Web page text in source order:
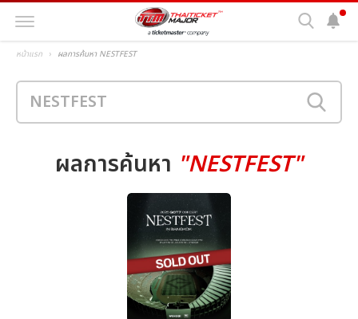
หน้าแรก ผลการค้นหา NESTFEST
ผลการค้นหา "NESTFEST"